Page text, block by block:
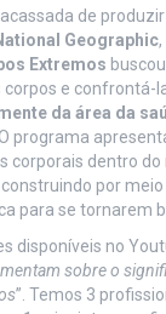
de
Geographic
Extremos
e confrontá-
da área da
. O programa
corporais dentro do
por
para se tornarem
disponíveis no
sobre o
”. Temos 3